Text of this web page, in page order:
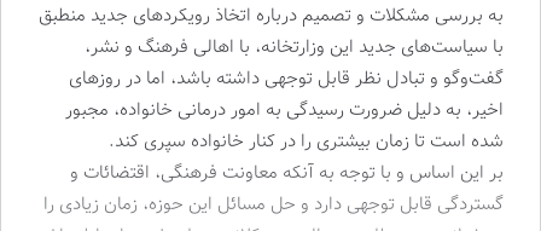
به بررسی مشکلات و تصمیم درباره اتخاذ رویکردهای جدید منطبق
با سیاست‌های جدید این وزارتخانه، با اهالی فرهنگ و نشر،
گفت‌وگو و تبادل نظر قابل توجهی داشته باشد، اما در روزهای
اخیر، به دلیل ضرورت رسیدگی به امور درمانی خانواده، مجبور
شده است تا زمان بیشتری را در کنار خانواده سپری کند.
بر این اساس و با توجه به آنکه معاونت فرهنگی، اقتضائات و
گستردگی قابل توجهی دارد و حل مسائل این حوزه، زمان زیادی را